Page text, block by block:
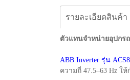
รายละเอียดสินค้า
ตัวแทนจำหน่ายอุปกร
ABB Inverter รุ่น
ความถี่ 47.5–63 Hz ใ